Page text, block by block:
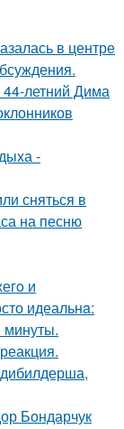
в центре
летний Дима
-
сняться в
на песню
и
идеальнa:
минуты.
Бондарчук